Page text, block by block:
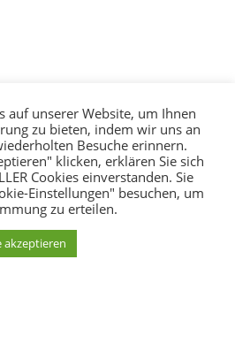
auf unserer Website, um Ihnen
zu bieten, indem wir uns an
Besuche erinnern.
klicken, erklären Sie sich
Cookies einverstanden. Sie
Einstellungen" besuchen, um
zu erteilen.
akzeptieren